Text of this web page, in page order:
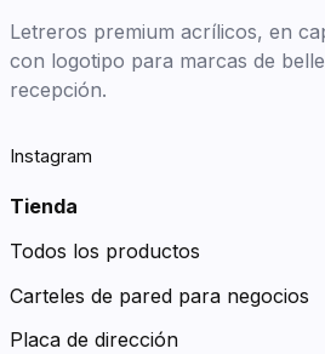
Letreros premium acrílicos, en
con logotipo para marcas de
recepción.
Instagram
Tienda
Todos los productos
Carteles de pared para negocios
Placa de dirección